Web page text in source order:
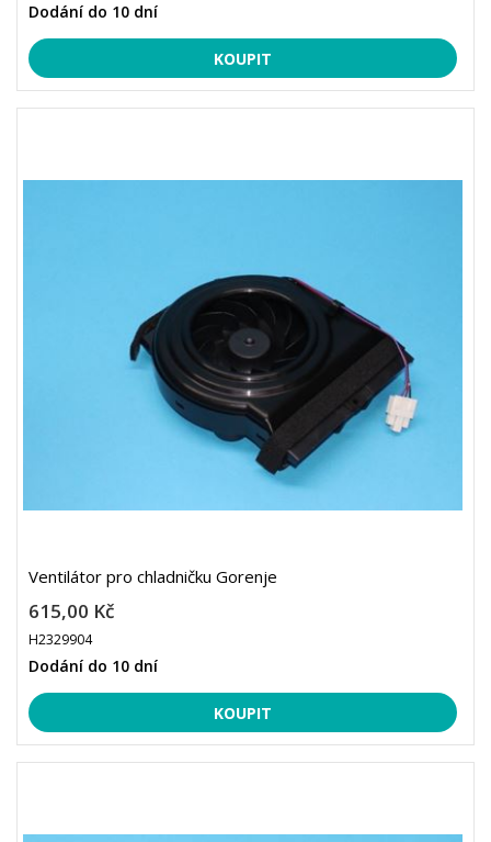
Dodání do 10 dní
Ventilátor pro chladničku Gorenje
615,00 Kč
H2329904
Dodání do 10 dní